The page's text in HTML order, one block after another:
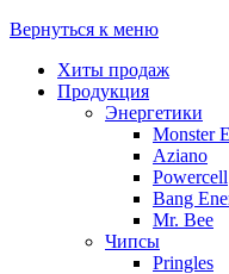
Вернуться к меню
Хиты продаж
Продукция
Энергетики
Monster
Aziano
Powercell
Bang
Mr. Bee
Чипсы
Pringles